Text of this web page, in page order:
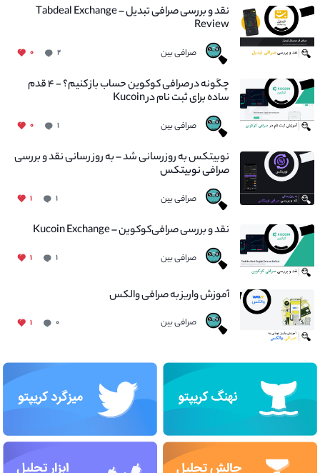
نقد و بررسی صرافی تبدیل – Tabdeal Exchange
Review
صرافی بین ۲ ۰
چگونه در صرافی کوکوین حساب باز کنیم؟ - ۴ قدم
ساده برای ثبت نام در Kucoin
صرافی بین ۱ ۰
نوبیتکس به روزرسانی شد – به روز رسانی نقد و بررسی
صرافی نوبیتکس
صرافی بین ۱ ۱
نقد و بررسی صرافی‌کوکوین – Kucoin Exchange
صرافی بین ۱ ۱
آموزش واریز به صرافی والکس
صرافی بین ۰ ۱